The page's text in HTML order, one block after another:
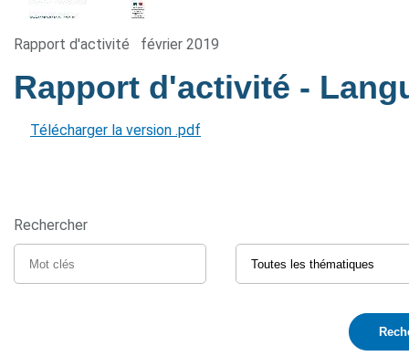
Rapport d'activité février 2019
Rapport d'activité -
Télécharger la version .pdf
Rechercher